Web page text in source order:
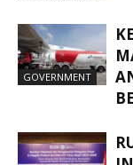
GOVERNMENT